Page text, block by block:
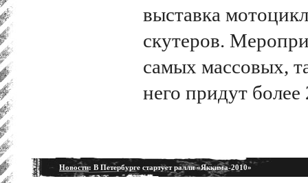
выставка
скутеров.
самых массовых,
него придут
Новости: В Петербурге стартует ралли «Яккима-2010»